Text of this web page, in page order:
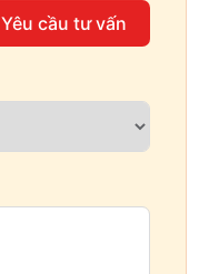
Yêu cầu tư vấn